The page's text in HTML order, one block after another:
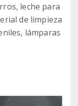
leche para
de limpieza
lámparas